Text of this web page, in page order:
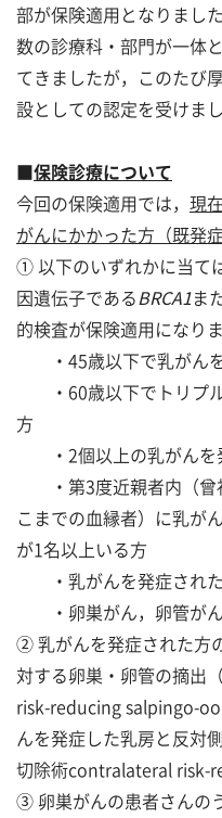
部が保険適用となりまし
数の診療科・部門が一体
てきましたが，このたび
設としての認定を受けまし
■保険診療について
今回の保険適用では， 現
がんにかかった方（既発症
① 以下のいずれかに当て
因遺伝子であるBRCA1ま
的検査が保険適用になりま
・45歳以下で乳がん
・60歳以下でトリプル
方
・2個以上の乳がんを
・第3度近親者内（曾
こまでの血縁者）に乳が
が1名以上いる方
・乳がんを発症され
・卵巣がん，卵管がん
② 乳がんを発症された方
対する卵巣・卵管の摘出
risk-reducing salpingo-
んを発症した乳房と反対
切除術contralateral risk-
③ 卵巣がんの患者さんの